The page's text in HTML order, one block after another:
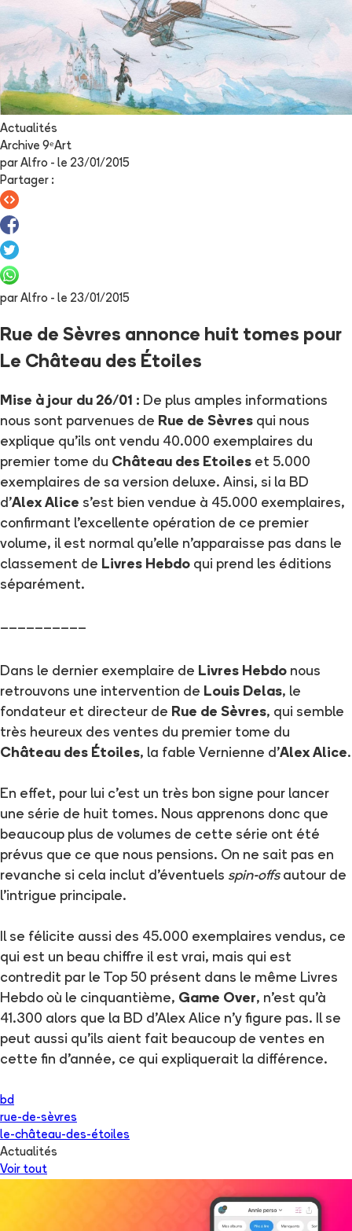
Actualités
Archive 9ᵉArt
par Alfro - le 23/01/2015
Partager :
par Alfro - le 23/01/2015
Rue de Sèvres annonce huit tomes pour
Le Château des Étoiles
Mise à jour du 26/01 : De plus amples informations
nous sont parvenues de Rue de Sèvres qui nous
explique qu'ils ont vendu 40.000 exemplaires du
premier tome du Château des Etoiles et 5.000
exemplaires de sa version deluxe. Ainsi, si la BD
d'Alex Alice s'est bien vendue à 45.000 exemplaires,
confirmant l'excellente opération de ce premier
volume, il est normal qu'elle n'apparaisse pas dans le
classement de Livres Hebdo qui prend les éditions
séparément.
––––––––––
Dans le dernier exemplaire de Livres Hebdo nous
retrouvons une intervention de Louis Delas, le
fondateur et directeur de Rue de Sèvres, qui semble
très heureux des ventes du premier tome du
Château des Étoiles, la fable Vernienne d'Alex Alice.
En effet, pour lui c'est un très bon signe pour lancer
une série de huit tomes. Nous apprenons donc que
beaucoup plus de volumes de cette série ont été
prévus que ce que nous pensions. On ne sait pas en
revanche si cela inclut d'éventuels spin-offsautour de
l'intrigue principale.
Il se félicite aussi des 45.000 exemplaires vendus, ce
qui est un beau chiffre il est vrai, mais qui est
contredit par le Top 50 présent dans le même Livres
Hebdo où le cinquantième, Game Over, n'est qu'à
41.300 alors que la BD d'Alex Alice n'y figure pas. Il se
peut aussi qu'ils aient fait beaucoup de ventes en
cette fin d'année, ce qui expliquerait la différence.
bd
rue-de-sèvres
le-château-des-étoiles
Actualités
Voir tout